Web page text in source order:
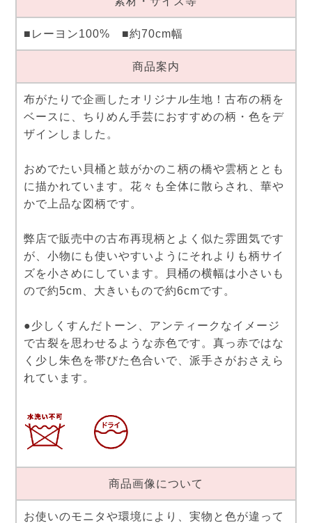
■レーヨン100% ■約70cm幅
商品案内
布がたりで企画したオリジナル生地！古布の柄を
ベースに、ちりめん手芸におすすめの柄・色をデ
ザインしました。
おめでたい貝桶と鼓がかのこ柄の橋や雲柄ととも
に描かれています。花々も全体に散らされ、華や
かで上品な図柄です。
弊店で販売中の古布再現柄とよく似た雰囲気です
が、小物にも使いやすいようにそれよりも柄サイ
ズを小さめにしています。貝桶の横幅は小さいも
ので約5cm、大きいもので約6cmです。
●少しくすんだトーン、アンティークなイメージ
で古裂を思わせるような赤色です。真っ赤ではな
く少し朱色を帯びた色合いで、派手さがおさえら
れています。
商品画像について
お使いのモニタや環境により、実物と色が違って